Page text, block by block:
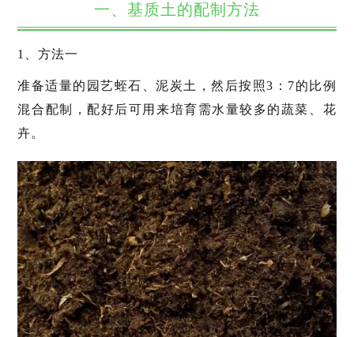
一、基质土的配制方法
1、方法一
准备适量的园艺蛭石、泥炭土，然后按照3：7的比例
混合配制，配好后可用来培育需水量较多的蔬菜、花
卉。